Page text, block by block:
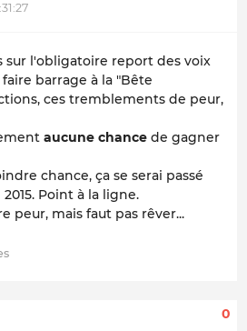
sur l'obligatoire report des voix
barrage à la "Bête
ces tremblements de peur,
aucune chance de gagner
chance, ça se serai passé
Point à la ligne.
peur, mais faut pas rêver...
0